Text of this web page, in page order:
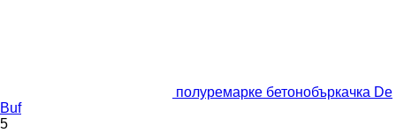
полуремарке бетонобъркачка De
Buf
5